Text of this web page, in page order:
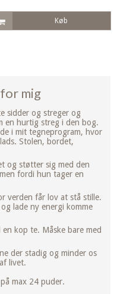
Køb
mig
sidder og streger og
en hurtig streg i den bog.
i mit tegneprogram, hvor
Stolen, bordet,
og støtter sig med den
fordi hun tager en
verden får lov at stå stille.
lade ny energi komme
kop te. Måske bare med
der stadig og minder os
livet.
max 24 puder.